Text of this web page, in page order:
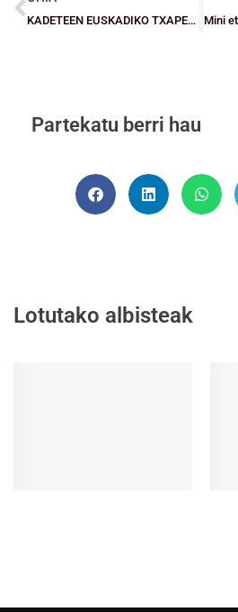
KADETEEN EUSKADIKO TXAPELKETA: Nahuel del Valen Hirukoei esker Bizkaia Txapeldun.
Partekatu berri hau
Lotutako albisteak